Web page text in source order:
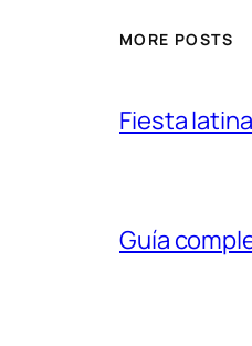
MORE POSTS
Fiesta
Guía